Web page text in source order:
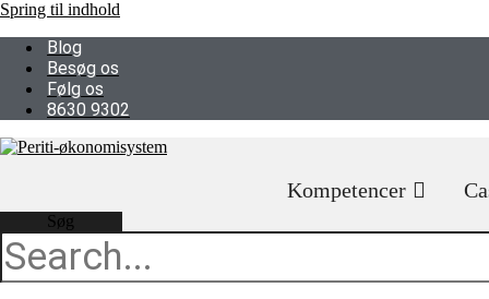
Spring til indhold
Blog
Besøg os
Følg os
8630 9302
Kompetencer
Søg